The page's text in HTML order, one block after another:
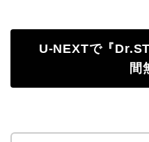
U-NEXTで『
間